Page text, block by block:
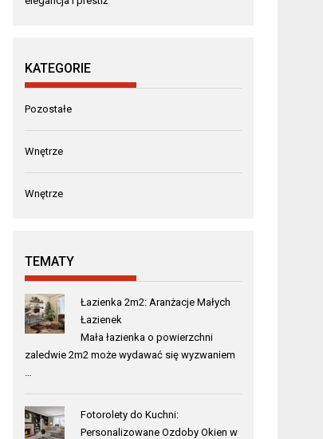
KATEGORIE
Pozostałe
Wnętrze
Wnętrze
TEMATY
Łazienka 2m2: Aranżacje Małych
Łazienek
Mała łazienka o powierzchni
zaledwie 2m2 może wydawać się wyzwaniem
…
Fotorolety do Kuchni:
Personalizowane Ozdoby Okien w